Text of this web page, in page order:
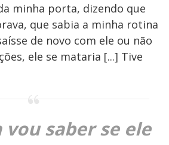
minha porta, dizendo que
que sabia a minha rotina
de novo com ele ou não
ele se mataria [...] Tive
vou saber se ele